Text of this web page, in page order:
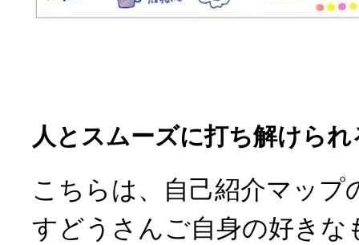
人とスムーズに打ち解けられ
こちらは、自己紹介マップ
すどうさんご自身の好きな